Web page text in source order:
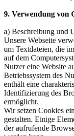
9. Verwendung von
a) Beschreibung und
Unsere Webseite
um Textdateien, die
auf dem
Nutzer eine Website
Betriebssystem des
enthält eine
Identifizierung des
ermöglicht.
Wir setzen Cookies
gestalten. Einige
der aufrufende